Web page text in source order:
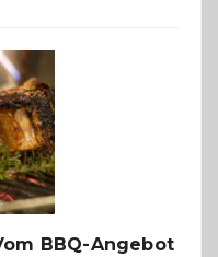
–
die
Gelegenheit,
neue
Reiseziele
zu
entdecken
BBQ-Angebot